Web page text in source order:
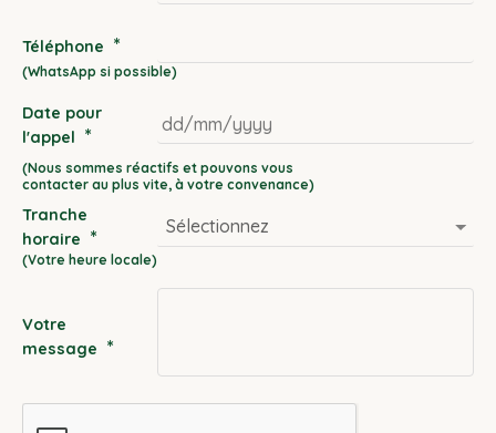
Téléphone *
Date pour
l'appel *
DD
slash
MM
slash
Tranche
horaire *
Votre
message *